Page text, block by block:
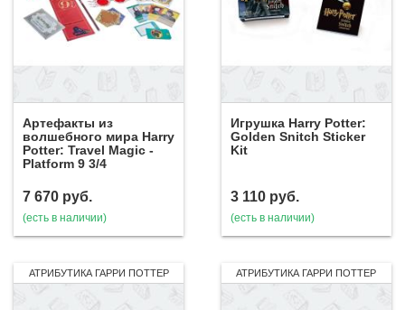
Артефакты из
волшебного мира Harry
Potter: Travel Magic -
Platform 9 3/4
7 670 руб.
(есть в наличии)
Игрушка Harry Potter:
Golden Snitch Sticker
Kit
3 110 руб.
(есть в наличии)
АТРИБУТИКА ГАРРИ ПОТТЕР АТРИБУТИКА ГАРРИ ПОТТЕР